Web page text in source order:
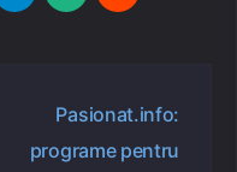
Pasionat.info:
programe pentru